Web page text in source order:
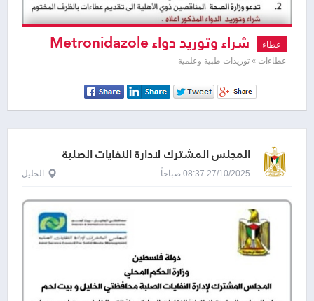
عطاء شراء وتوريد دواء Metronidazole
125mg / 5ml SUSP . 120ML
عطاءات » توريدات طبية وعلمية
المجلس المشترك لادارة النفايات الصلبة
27/10/2025 08:37 صباحاً الخليل